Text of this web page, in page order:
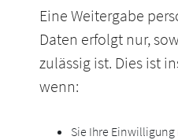
Eine Weitergabe
Daten erfolgt nur,
zulässig ist. Dies ist
wenn:
Sie Ihre Einwilligung